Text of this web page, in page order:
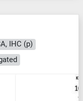
IHC (p)